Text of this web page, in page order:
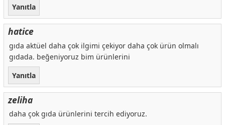
Yanıtla
hatice
gıda aktüel daha çok ilgimi çekiyor daha çok ürün olmalı
gıdada. beğeniyoruz bim ürünlerini
Yanıtla
zeliha
daha çok gıda ürünlerini tercih ediyoruz.